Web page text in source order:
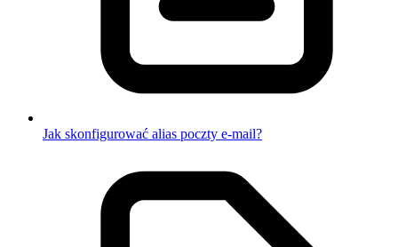
Jak skonfigurować alias poczty e-mail?